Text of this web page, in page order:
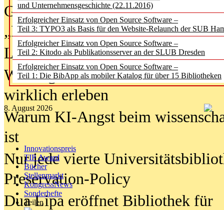
und Unternehmensgeschichte (22.11.2016)
Erfolgreicher Einsatz von Open Source Software –
Teil 3: TYPO3 als Basis für den Website-Relaunch der SUB
Erfolgreicher Einsatz von Open Source Software –
Teil 2: Kitodo als Publikationsserver an der SLUB Dresden
Erfolgreicher Einsatz von Open Source Software –
Teil 1: Die BibApp als mobiler Katalog für über 15 Bibliotheken
8. August 2026
Innovationspreis
TIP Award
Bücher
Stellenmarkt
KongressNews
Sonderhefte
Teilen
Geisterjagd-Ausrüstung in der
„Library of Things“ unterwegs
Lesen als Infrastrukturaufgabe
Wie Jugendliche Social Media
wirklich erleben
Warum KI-Angst beim
ist
Nur jede vierte
Preservation-Policy
Dua Lipa eröffnet Bibliothek für